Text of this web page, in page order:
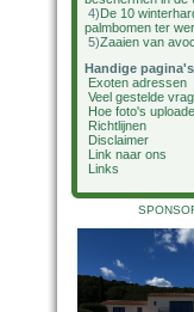
4)De 10
palmbomen ter
5)Zaaien van
Handige pagina's
Exoten adressen
Veel gestelde
Hoe foto's
Richtlijnen
Disclaimer
Link naar ons
Links